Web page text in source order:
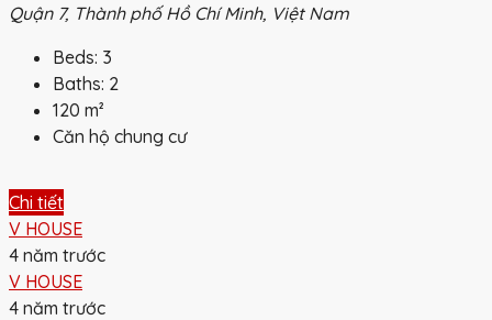
Quận 7, Thành phố Hồ Chí Minh, Việt Nam
Beds: 3
Baths: 2
120 m²
Căn hộ chung cư
Chi tiết
V HOUSE
4 năm trước
V HOUSE
4 năm trước